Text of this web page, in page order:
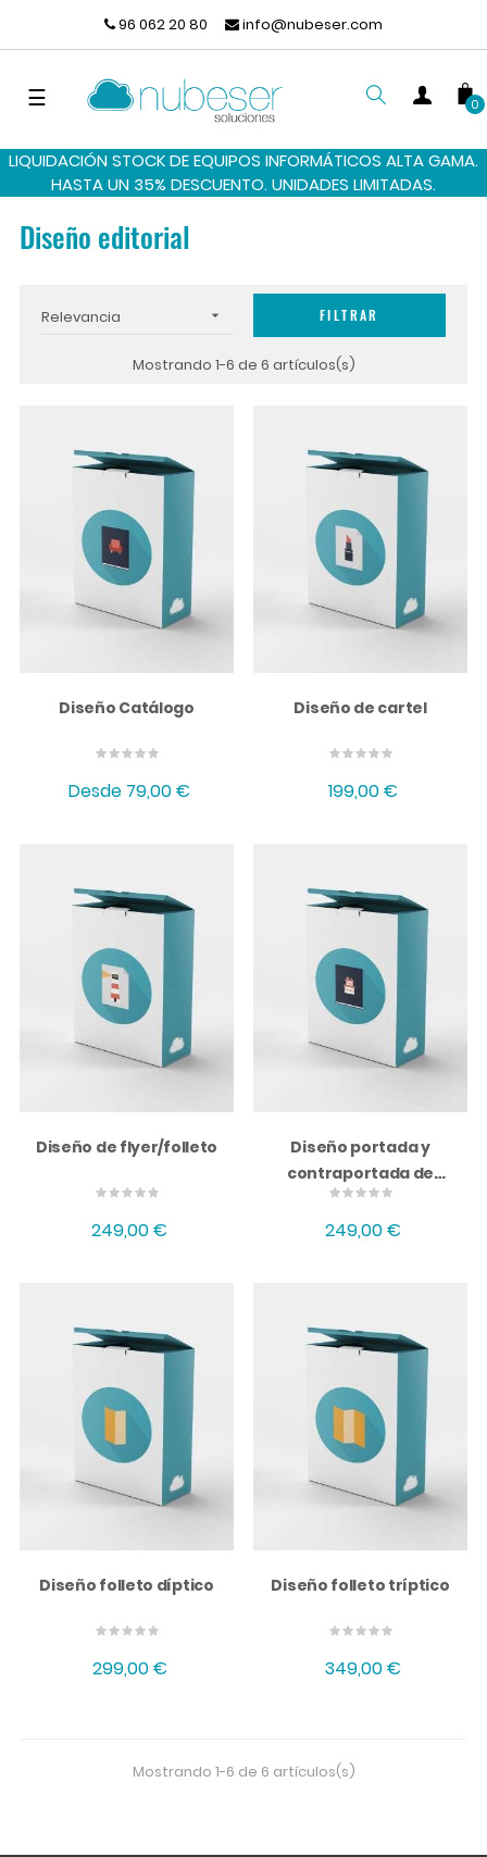
96 062 20 80 info@nubeser.com
Navegación
☰
BUSCAR
0
LIQUIDACIÓN STOCK DE EQUIPOS INFORMÁTICOS ALTA GAMA.
HASTA UN 35% DESCUENTO. UNIDADES LIMITADAS.
Diseño editorial
Relevancia  FILTRAR
Mostrando 1-6 de 6 artículos(s)
Diseño Catálogo
Desde 79,00 €
Diseño de cartel
199,00 €
Diseño de flyer/folleto
249,00 €
Diseño portada y
contraportada de
catálogo
249,00 €
Diseño folleto díptico
299,00 €
Diseño folleto tríptico
349,00 €
Mostrando 1-6 de 6 artículos(s)